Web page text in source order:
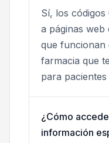
Sí, los códigos
a páginas
que funcionan
farmacia que
para
¿Cómo
información